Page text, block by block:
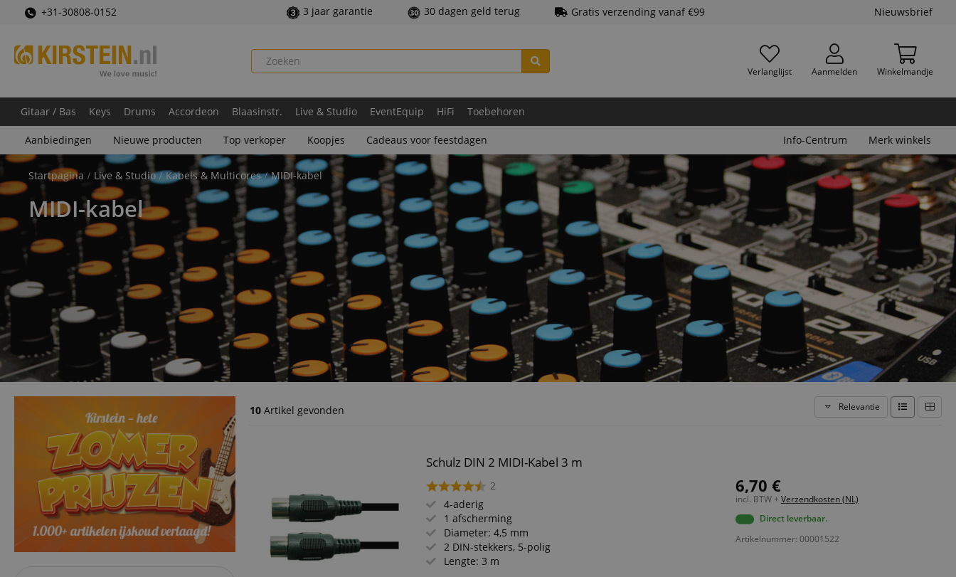
+31-30808-0152 3 jaar garantie 30 dagen geld terug Gratis verzending vanaf €99 Nieuwsbrief
Verlanglijst Aanmelden Winkelmandje
Gitaar / Bas Keys Drums Accordeon Blaasinstr. Live & Studio EventEquip HiFi Toebehoren
Aanbiedingen Nieuwe producten Top verkoper Koopjes Cadeaus voor feestdagen Info-Centrum Merk winkels
Startpagina Live & Studio Kabels & Multicores MIDI-kabel
MIDI-kabel
10 Artikel gevonden Relevantie
Schulz DIN 2 MIDI-Kabel 3 m
2
4-aderig
1 afscherming
Diameter: 4,5 mm
2 DIN-stekkers, 5-polig
Lengte: 3 m
6,70 €
incl. BTW + Verzendkosten (NL)
Direct leverbaar.
Artikelnummer: 00001522